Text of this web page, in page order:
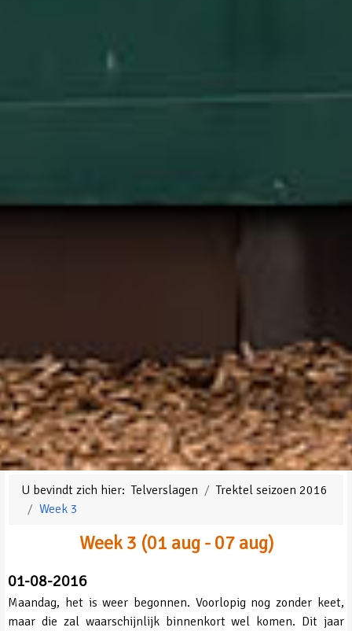
U bevindt zich hier:Telverslagen
Trektel seizoen 2016
Week 3
Week 3 (01 aug - 07 aug)
01-08-2016
Maandag, het is weer begonnen. Voorlopig nog zonder keet,
maar die zal waarschijnlijk binnenkort wel komen. Dit jaar